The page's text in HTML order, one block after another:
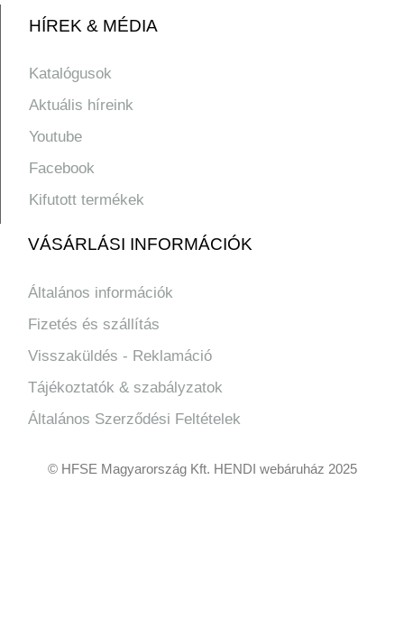
HÍREK & MÉDIA
Katalógusok
Aktuális híreink
Youtube
Facebook
Kifutott termékek
VÁSÁRLÁSI INFORMÁCIÓK
Általános információk
Fizetés és szállítás
Visszaküldés - Reklamáció
Tájékoztatók & szabályzatok
Általános Szerződési Feltételek
© HFSE Magyarország Kft. HENDI webáruház 2025